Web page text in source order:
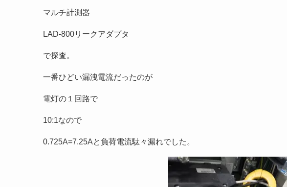
マルチ計測器
LAD-800リークアダプタ
で探査。
一番ひどい漏洩電流だったのが
電灯の１回路で
10:1なので
0.725A=7.25Aと負荷電流駄々漏れでした。